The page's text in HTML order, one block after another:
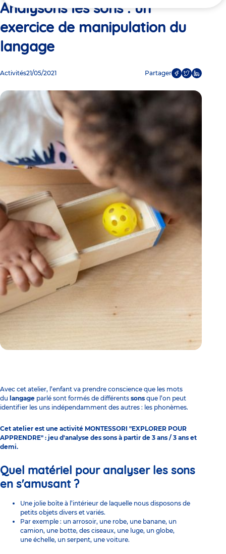
ici
Analysons les sons : un
exercice de manipulation du
langage
Activités21/05/2021 Partager
Avec cet atelier, l’enfant va prendre conscience que les mots
du langage parlé sont formés de différents sons que l’on peut
identifier les uns indépendamment des autres : les phonèmes.
Cet atelier est une activité MONTESSORI "EXPLORER POUR
APPRENDRE" : jeu d'analyse des sons à partir de 3 ans / 3 ans et
demi.
Quel matériel pour analyser les sons
en s'amusant ?
Une jolie boîte à l’intérieur de laquelle nous disposons de
petits objets divers et variés.
Par exemple : un arrosoir, une robe, une banane, un
camion, une botte, des ciseaux, une luge, un globe,
une échelle, un serpent, une voiture.